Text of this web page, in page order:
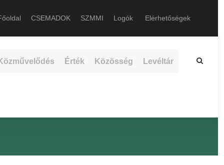
CSEMADOK SZMMI Logók Elérhetőségek
Érték Közösség Levéltár